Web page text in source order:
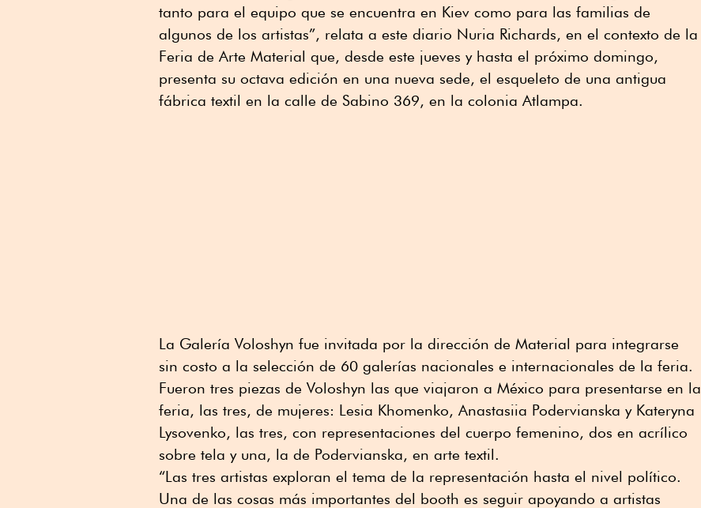
tanto para el equipo que se encuentra en Kiev como para las familias de
algunos de los artistas”, relata a este diario Nuria Richards, en el contexto de la
Feria de Arte Material que, desde este jueves y hasta el próximo domingo,
presenta su octava edición en una nueva sede, el esqueleto de una antigua
fábrica textil en la calle de Sabino 369, en la colonia Atlampa.
La Galería Voloshyn fue invitada por la dirección de Material para integrarse
sin costo a la selección de 60 galerías nacionales e internacionales de la feria.
Fueron tres piezas de Voloshyn las que viajaron a México para presentarse en la
feria, las tres, de mujeres: Lesia Khomenko, Anastasiia Podervianska y Kateryna
Lysovenko, las tres, con representaciones del cuerpo femenino, dos en acrílico
sobre tela y una, la de Podervianska, en arte textil.
“Las tres artistas exploran el tema de la representación hasta el nivel político.
Una de las cosas más importantes del booth es seguir apoyando a artistas